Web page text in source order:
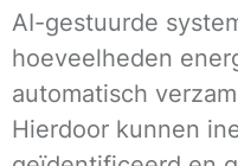
AI-gestuurde
hoeveelheden
automatisch
Hierdoor kunnen